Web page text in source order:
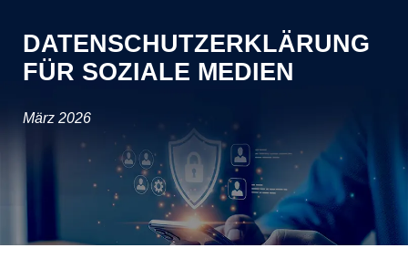
DATENSCHUTZERKLÄRUNG
FÜR SOZIALE MEDIEN
März 2026